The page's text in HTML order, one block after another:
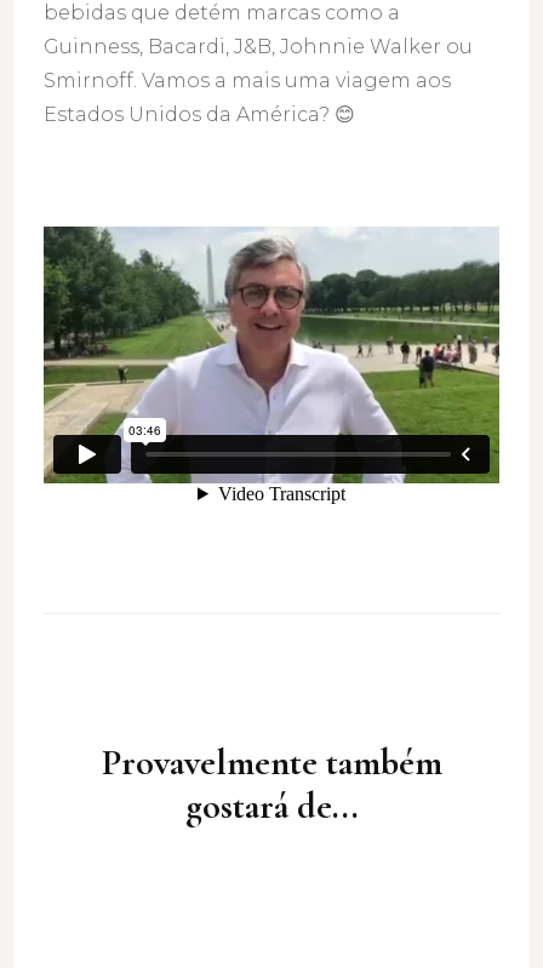
bebidas que detém marcas como a
Guinness, Bacardi, J&B, Johnnie Walker ou
Smirnoff. Vamos a mais uma viagem aos
Estados Unidos da América? 😊
Provavelmente também
gostará de...